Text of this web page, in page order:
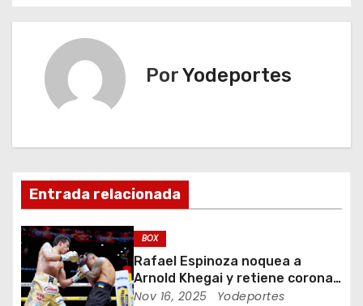
a
a
c
i
ó
n
PorYodeportes
Entrada relacionada
BOX
Rafael Espinoza noquea a
Arnold Khegai y retiene corona
de peso pluma
Nov 16, 2025 Yodeportes